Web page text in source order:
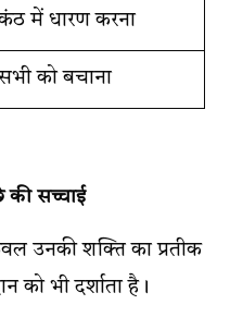
में धारण करना
को बचाना
की सच्चाई
उनकी शक्ति का प्रतीक
को भी दर्शाता है।